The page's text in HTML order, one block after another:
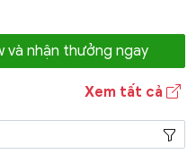
và nhận thưởng ngay
Xem tất cả